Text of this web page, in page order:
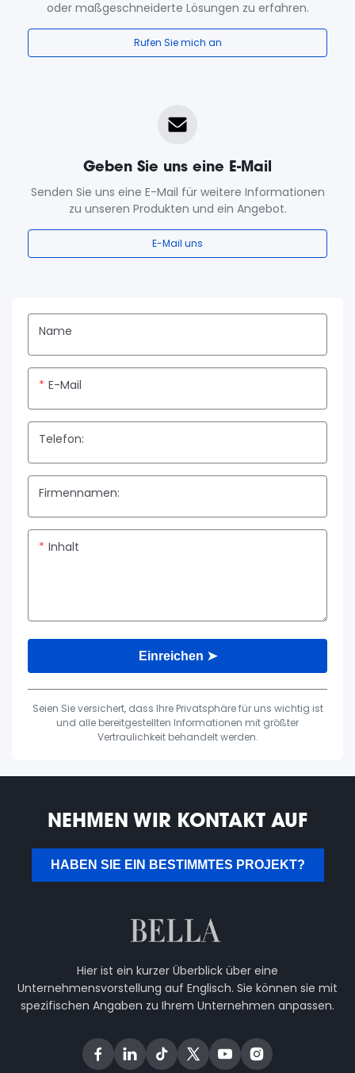
oder maßgeschneiderte Lösungen zu erfahren.
Rufen Sie mich an
Geben Sie uns eine E-Mail
Senden Sie uns eine E-Mail für weitere Informationen
zu unseren Produkten und ein Angebot.
E-Mail uns
Name
E-Mail
Telefon:
Firmennamen:
Inhalt
Einreichen ➤
Seien Sie versichert, dass Ihre Privatsphäre für uns wichtig ist
und alle bereitgestellten Informationen mit größter
Vertraulichkeit behandelt werden.
NEHMEN WIR KONTAKT AUF
HABEN SIE EIN BESTIMMTES PROJEKT?
Hier ist ein kurzer Überblick über eine
Unternehmensvorstellung auf Englisch. Sie können sie mit
spezifischen Angaben zu Ihrem Unternehmen anpassen.